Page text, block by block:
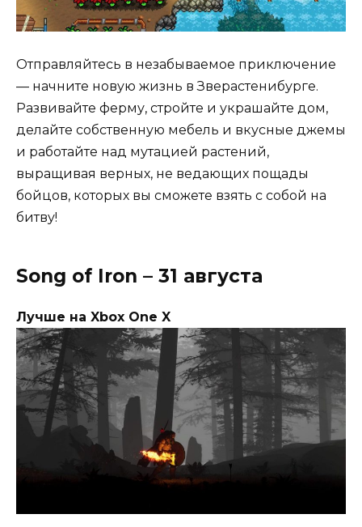
Отправляйтесь в незабываемое приключение
— начните новую жизнь в Зверастенибурге.
Развивайте ферму, стройте и украшайте дом,
делайте собственную мебель и вкусные джемы
и работайте над мутацией растений,
выращивая верных, не ведающих пощады
бойцов, которых вы сможете взять с собой на
битву!
Song of Iron – 31 августа
Лучше на Xbox One X